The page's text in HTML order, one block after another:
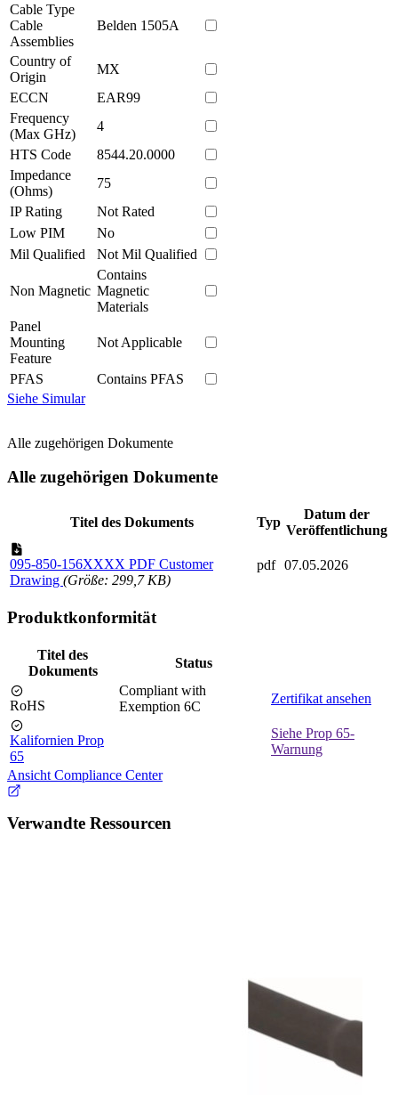
Cable Type
Cable
Assemblies
Belden 1505A
Country of
Origin
MX
ECCN
EAR99
Frequency
(Max GHz)
4
HTS Code
8544.20.0000
Impedance
(Ohms)
75
IP Rating
Not Rated
Low PIM
No
Mil Qualified
Not Mil Qualified
Non Magnetic
Contains
Magnetic
Materials
Panel
Mounting
Feature
Not Applicable
PFAS
Contains PFAS
Siehe Simular
Alle zugehörigen Dokumente
Alle zugehörigen Dokumente
Titel des Dokuments Typ
Datum der
Veröffentlichung
095-850-156XXXX PDF Customer
Drawing (Größe: 299,7 KB)
pdf 07.05.2026
Produktkonformität
Titel des
Dokuments
Status
RoHS
Compliant with
Exemption 6C
Zertifikat ansehen
Kalifornien Prop
65
Siehe Prop 65-
Warnung
Ansicht Compliance Center
Verwandte Ressourcen